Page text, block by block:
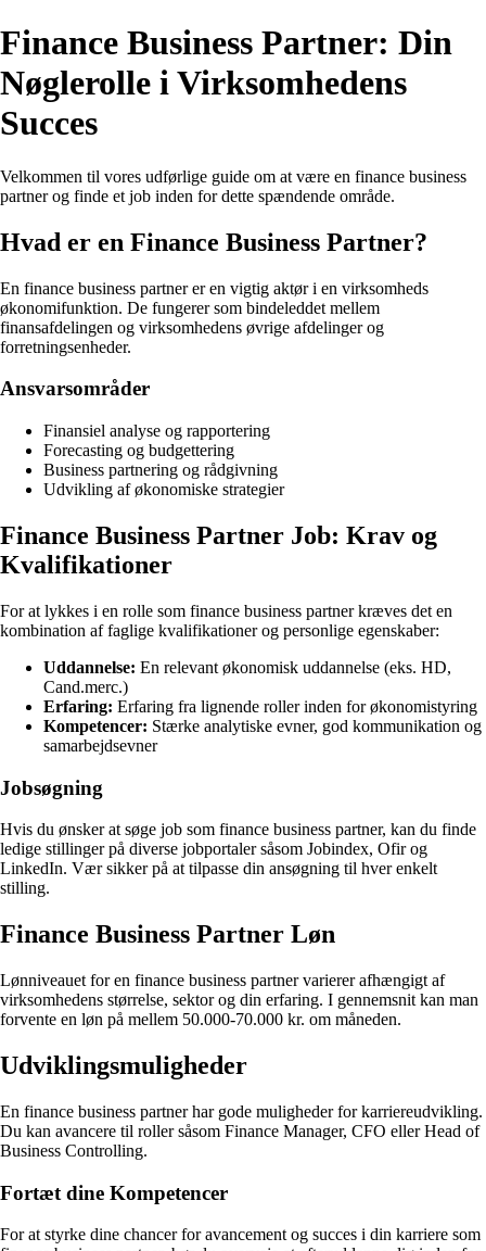
Finance Business Partner: Din
Nøglerolle i Virksomhedens
Succes
Velkommen til vores udførlige guide om at være en finance business
partner og finde et job inden for dette spændende område.
Hvad er en Finance Business Partner?
En finance business partner er en vigtig aktør i en virksomheds
økonomifunktion. De fungerer som bindeleddet mellem
finansafdelingen og virksomhedens øvrige afdelinger og
forretningsenheder.
Ansvarsområder
Finansiel analyse og rapportering
Forecasting og budgettering
Business partnering og rådgivning
Udvikling af økonomiske strategier
Finance Business Partner Job: Krav og
Kvalifikationer
For at lykkes i en rolle som finance business partner kræves det en
kombination af faglige kvalifikationer og personlige egenskaber:
Uddannelse: En relevant økonomisk uddannelse (eks. HD,
Cand.merc.)
Erfaring: Erfaring fra lignende roller inden for økonomistyring
Kompetencer: Stærke analytiske evner, god kommunikation og
samarbejdsevner
Jobsøgning
Hvis du ønsker at søge job som finance business partner, kan du finde
ledige stillinger på diverse jobportaler såsom Jobindex, Ofir og
LinkedIn. Vær sikker på at tilpasse din ansøgning til hver enkelt
stilling.
Finance Business Partner Løn
Lønniveauet for en finance business partner varierer afhængigt af
virksomhedens størrelse, sektor og din erfaring. I gennemsnit kan man
forvente en løn på mellem 50.000-70.000 kr. om måneden.
Udviklingsmuligheder
En finance business partner har gode muligheder for karriereudvikling.
Du kan avancere til roller såsom Finance Manager, CFO eller Head of
Business Controlling.
Fortæt dine Kompetencer
For at styrke dine chancer for avancement og succes i din karriere som